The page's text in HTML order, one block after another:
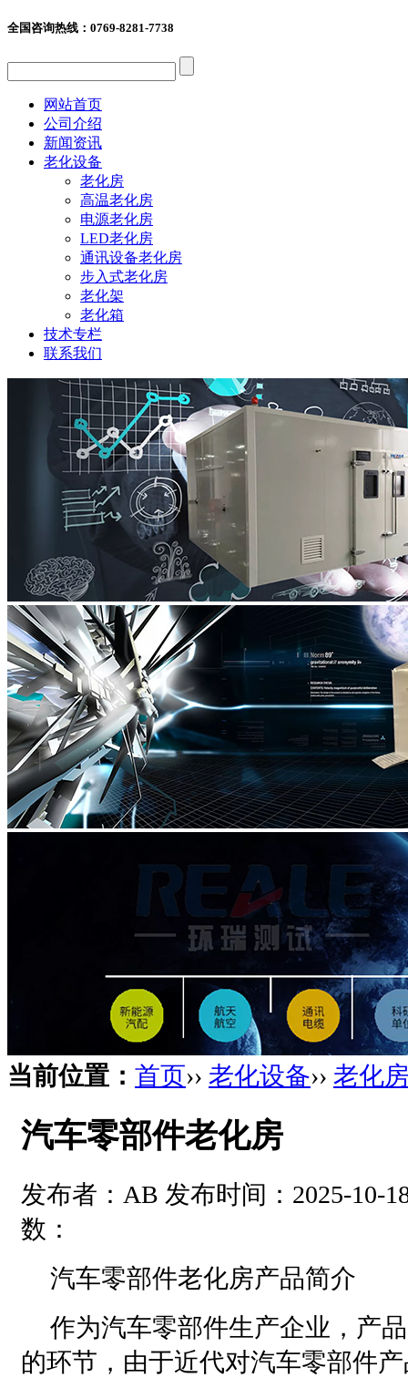
全国咨询热线： 0769-8281-7738
网站首页
公司介绍
新闻资讯
老化设备
老化房
高温老化房
电源老化房
LED老化房
通讯设备老化房
步入式老化房
老化架
老化箱
技术专栏
联系我们
当前位置： 首页›› 老化设备›› 老化
汽车零部件老化房
发布者：AB 发布时间：2025-10-
数：
汽车零部件老化房产品简介
作为汽车零部件生产企业，产
的环节，由于近代对汽车零部件